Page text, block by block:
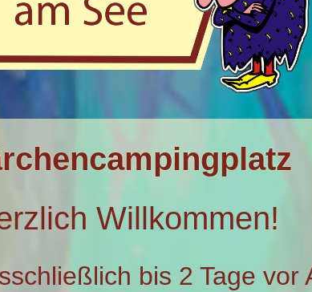
Willkommen!
bis 2 Tage vor